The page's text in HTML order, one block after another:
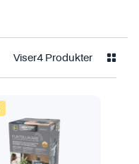
Viser4 Produkter